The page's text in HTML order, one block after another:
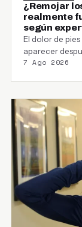
¿Remojar
realmente
según
El dolor de
aparecer
7 Ago 2026